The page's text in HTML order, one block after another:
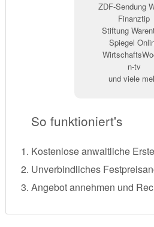
ZDF-Sendung
Finanztip
Stiftung
Spiegel
n-tv
und viele
So funktioniert's
Kostenlose anwaltliche
Unverbindliches
Angebot annehmen und